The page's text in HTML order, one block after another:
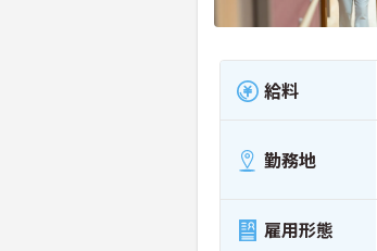
給料
勤務地
雇用形態